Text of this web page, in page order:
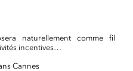
naturellement comme fil
incentives…
Cannes